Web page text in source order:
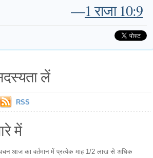
—1 राजा 10:9
लें
RSS
में
आज का वर्तमान में प्रत्येक माह 1/2 लाख से अधिक